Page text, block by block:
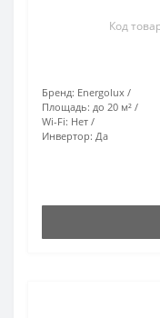
Код
Бренд: Energolux
Площадь: до 20 м²
Wi-Fi: Нет
Инвертор: Да